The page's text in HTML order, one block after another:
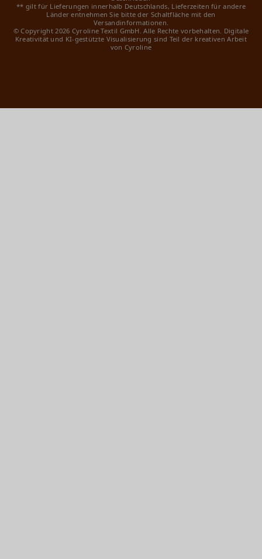
** gilt für Lieferungen innerhalb Deutschlands, Lieferzeiten für andere
Länder entnehmen Sie bitte der Schaltfläche mit den
Versandinformationen.
© Copyright 2026 Cyroline Textil GmbH. Alle Rechte vorbehalten. Digitale
Kreativität und KI-gestützte Visualisierung sind Teil der kreativen Arbeit
von Cyroline